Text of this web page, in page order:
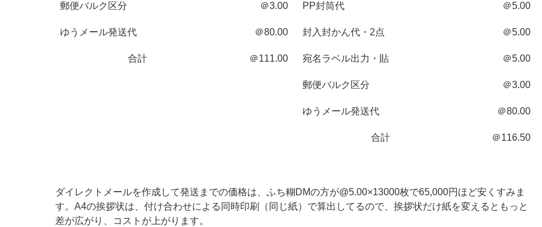
郵便バルク区分 ＠3.00
ゆうメール発送代 ＠80.00
合計 ＠111.00
PP封筒代 ＠5.00
封入封かん代・2点 ＠5.00
宛名ラベル出力・貼 ＠5.00
郵便バルク区分 ＠3.00
ゆうメール発送代 ＠80.00
合計 ＠116.50
ダイレクトメールを作成して発送までの価格は、ふち糊DMの方が@5.00×13000枚で65,000円ほど安くすみま
す。A4の挨拶状は、付け合わせによる同時印刷（同じ紙）で算出してるので、挨拶状だけ紙を変えるともっと
差が広がり、コストが上がります。